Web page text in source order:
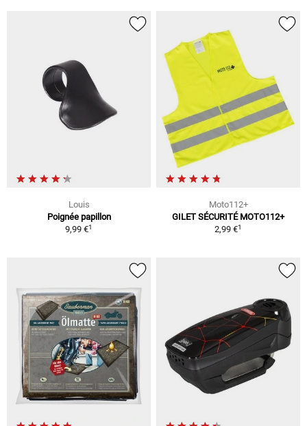
Louis
Poignée papillon
9,99 €1
Moto112+
GILET SÉCURITÉ MOTO112+
2,99 €1